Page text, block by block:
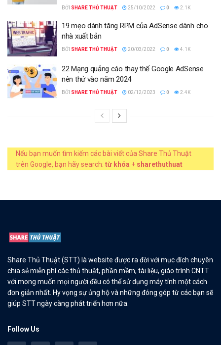
BỞI SHARE THỦ THUẬT 25/10/2022 0 2.1K
19 mẹo dành tăng RPM của AdSense dành cho
nhà xuất bản
BỞI SHARE THỦ THUẬT 20/03/2022 0 4.1K
22 Mạng quảng cáo thay thế Google AdSense
nên thử vào năm 2024
BỞI SHARE THỦ THUẬT 02/12/2023 0 2.4K
Nếu bạn muốn tìm kiếm các bài viết của Share Thủ Thuật
trên Google, bạn hãy search: từ khóa + sharethuthuat
Share Thủ Thuật (STT) là website được ra đời với mục đích chuyên
chia sẻ miễn phí các thủ thuật, phần mềm, tài liệu, giáo trình CNTT
với mong muốn mọi người đều có thể sử dụng máy tính một cách
đơn giản nhất. Hy vọng sự ủng hộ và những đóng góp từ các bạn sẽ
giúp STT ngày càng phát triển hơn nữa.
Follow Us